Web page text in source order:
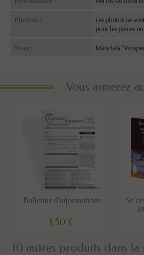
Photos :
Les photos ne
pour les pièces
Nom : Mandala
Vous aimerez
Bulletins d'informations
1,50 €
Se
10 autres produits dans la